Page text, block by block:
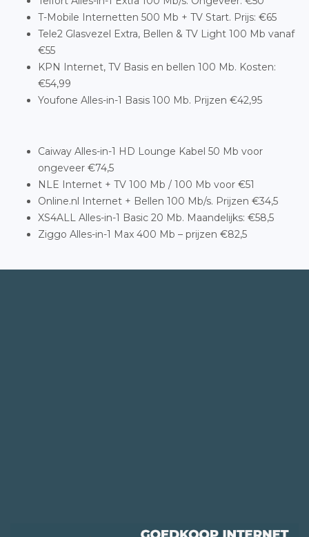
T-Mobile Internetten 500 Mb + TV Start. Prijs: €65
Tele2 Glasvezel Extra, Bellen & TV Light 100 Mb vanaf
€55
KPN Internet, TV Basis en bellen 100 Mb. Kosten:
€54,99
Youfone Alles-in-1 Basis 100 Mb. Prijzen €42,95
Caiway Alles-in-1 HD Lounge Kabel 50 Mb voor
ongeveer €74,5
NLE Internet + TV 100 Mb / 100 Mb voor €51
Online.nl Internet + Bellen 100 Mb/s. Prijzen €34,5
XS4ALL Alles-in-1 Basic 20 Mb. Maandelijks: €58,5
Ziggo Alles-in-1 Max 400 Mb – prijzen €82,5